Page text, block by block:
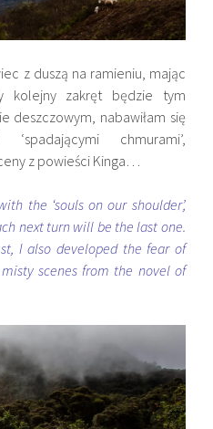
z duszą na ramieniu, mając
kolejny zakręt będzie tym
deszczowym, nabawiłam się
chmurami’,
z powieści Kinga…
the ‘souls on our shoulder’,
next turn will be the last one.
I also developed the fear of
misty scenes from the novel of